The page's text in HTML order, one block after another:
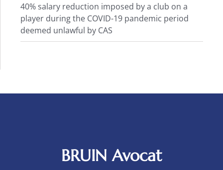
40% salary reduction imposed by a club on a
player during the COVID-19 pandemic period
deemed unlawful by CAS
BRUIN Avocat